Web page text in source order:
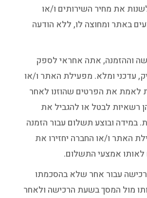
את מחיר השירותים ו/או
באתר ומחוצה לו, ללא הודעה
וההזמנה, אתה אחראי לספק
עדכני ומלא. מפעילת האתר ו/או
לאמת את הפרטים שהוזנו לאחר
רשאיות לבטל או להגביל את
במידה ובוצע תשלום עבור הזמנה
האתר ו/או החברה יחזירו את
אמצעי התשלום.
רכישה עבור אחר שלא בהסכמתו
מול המסך בשעת הרכישה ולאחר